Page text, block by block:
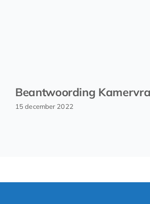
Beantwoording
15 december 2022